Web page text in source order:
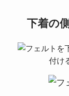
下着の